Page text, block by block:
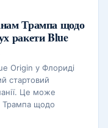
Трампа щодо
ракети Blue
Origin у Флориді
стартовий
Це може
Трампа щодо